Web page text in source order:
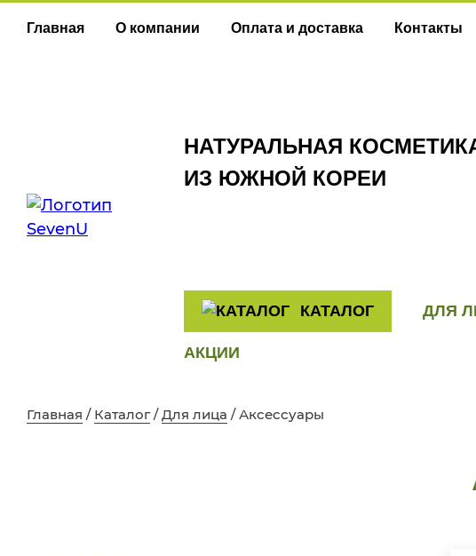
Главная О компании Оплата и доставка Контакты
НАТУРАЛЬНАЯ
ИЗ ЮЖНОЙ КОРЕИ
КАТАЛОГ ДЛЯ
АКЦИИ
Главная / Каталог/Для лица / Аксессуары